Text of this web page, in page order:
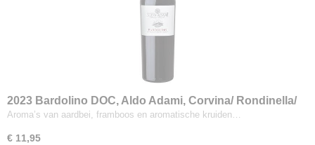
2023 Bardolino DOC, Aldo Adami, Corvina/ Rondinella/
Molinara
Aroma’s van aardbei, framboos en aromatische kruiden…
€ 11,95